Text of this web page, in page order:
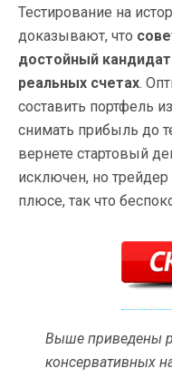
Тестирование на
доказывают, что
достойный
реальных счетах.
составить портфель
снимать прибыль до
вернете стартовый
исключен, но
плюсе, так что
Выше приведены
консервативных